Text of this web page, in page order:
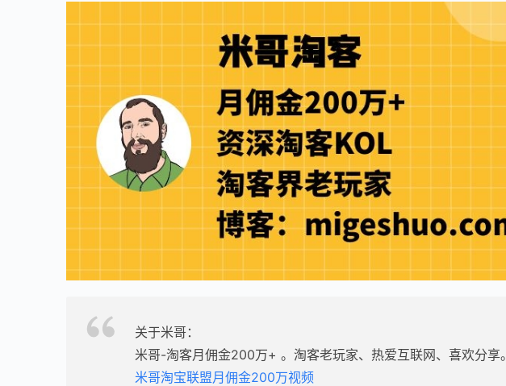
关于米哥：
米哥-淘客月佣金200万+ 。淘客老玩家、热爱互联网、喜欢分享。
米哥淘宝联盟月佣金200万视频